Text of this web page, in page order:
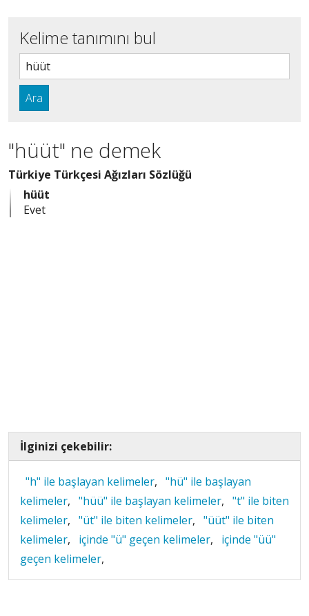
Kelime tanımını bul
Ara
"hüüt" ne demek
Türkiye Türkçesi Ağızları Sözlüğü
hüüt
Evet
İlginizi çekebilir:
"h" ile başlayan kelimeler, "hü" ile başlayan
kelimeler, "hüü" ile başlayan kelimeler, "t" ile biten
kelimeler, "üt" ile biten kelimeler, "üüt" ile biten
kelimeler, içinde "ü" geçen kelimeler,
içinde "üü"
geçen kelimeler,